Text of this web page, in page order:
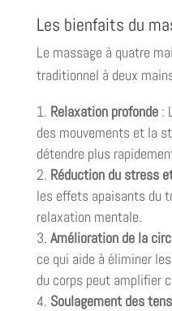
Les bienfaits du
Le massage à quatre
traditionnel à deux
Relaxation profonde:
des mouvements et la
détendre plus
Réduction du stress
les effets apaisants du
relaxation mentale.
Amélioration de la
ce qui aide à éliminer
du corps peut amplifier
Soulagement des